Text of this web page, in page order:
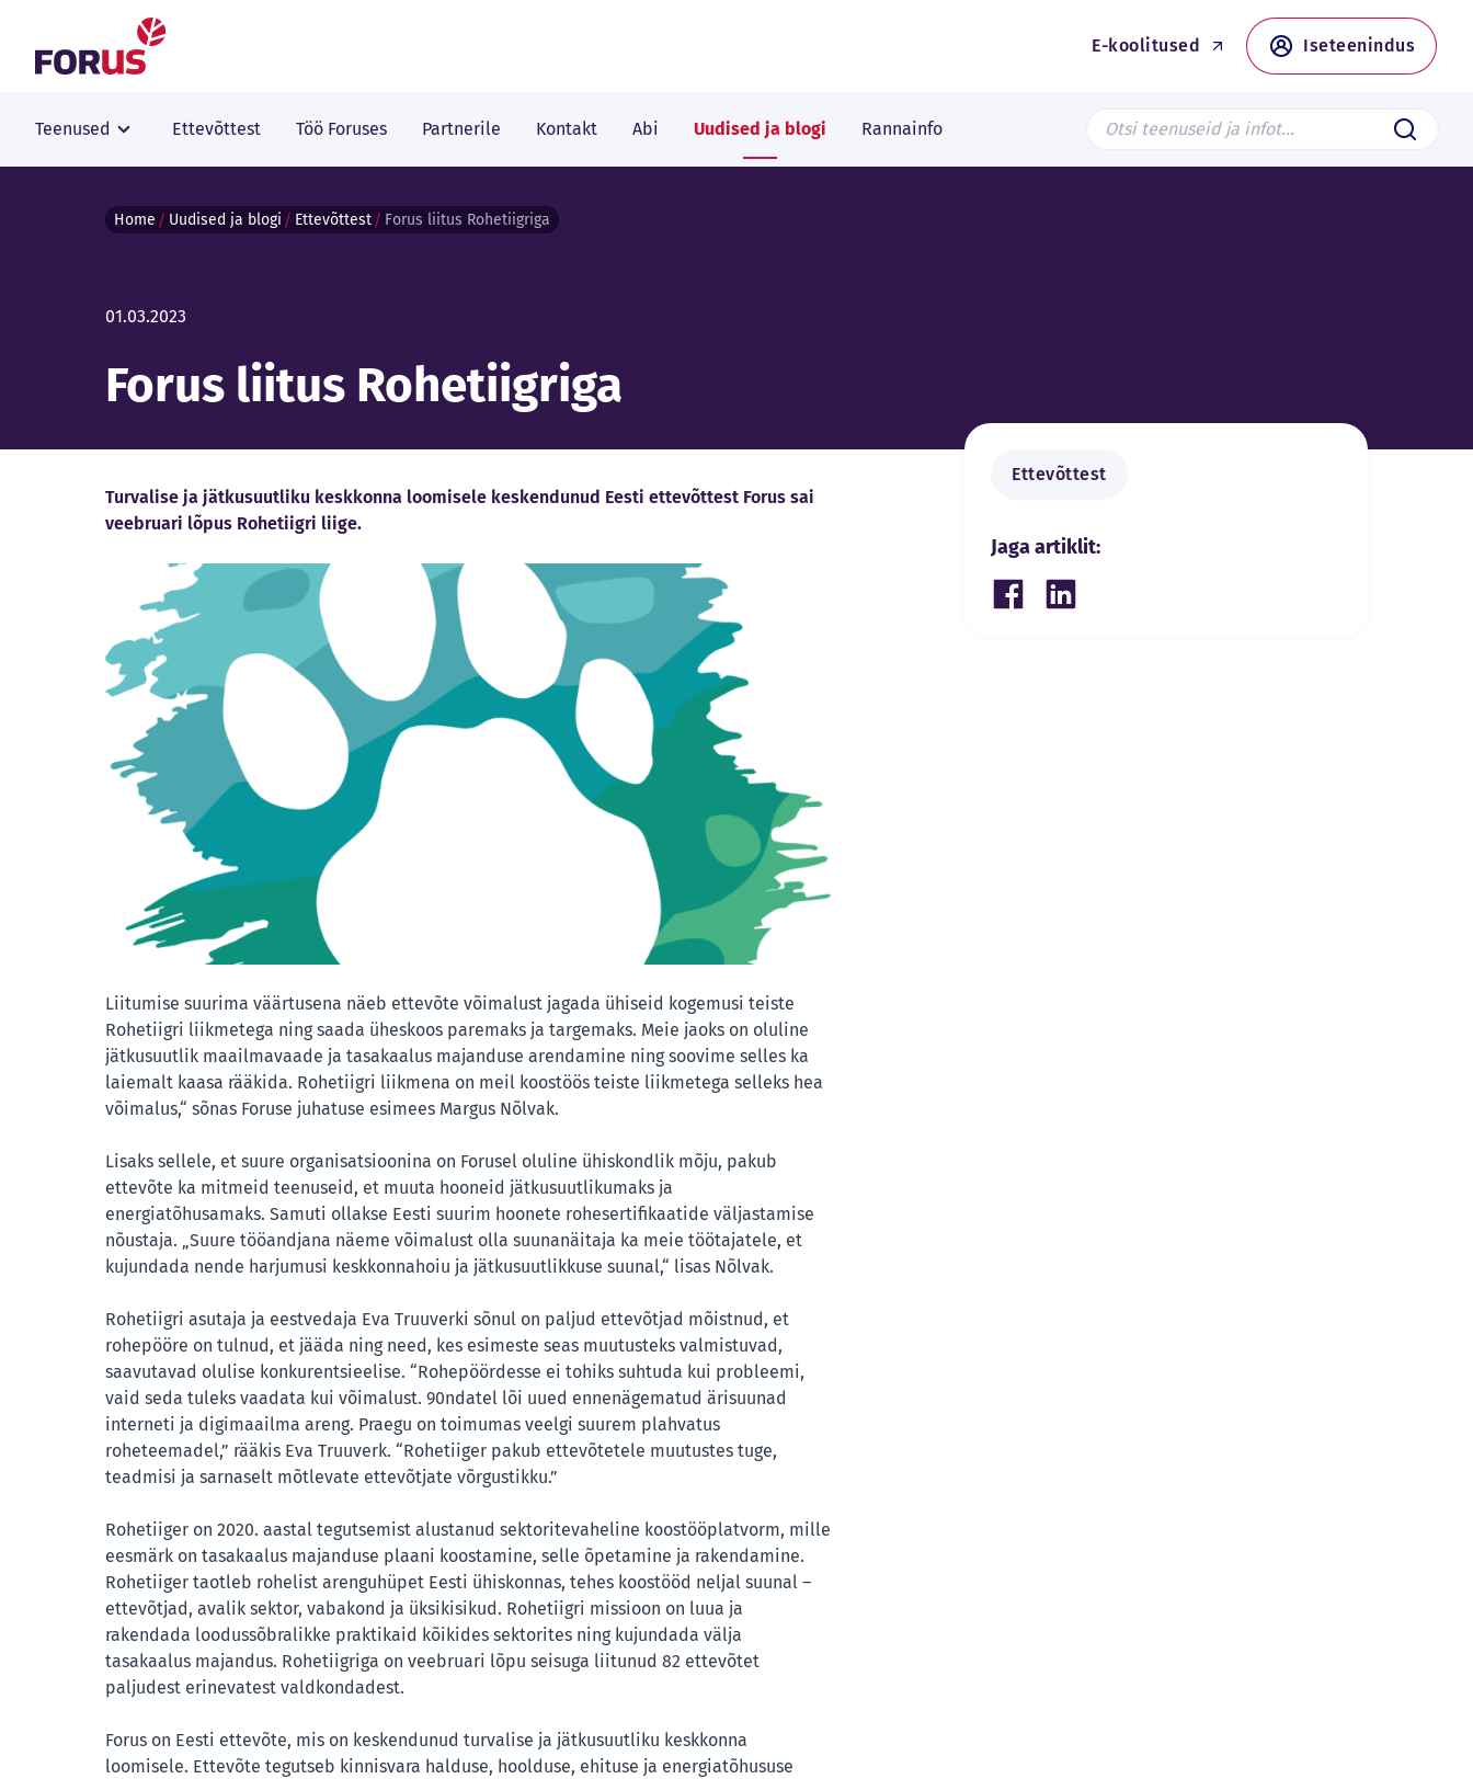
E-koolitused Iseteenindus
Teenused Ettevõttest Töö Foruses Partnerile Kontakt Abi Uudised ja blogi Rannainfo Search from page Saada
Home Uudised ja blogi Ettevõttest Forus liitus Rohetiigriga
01.03.2023
Forus liitus Rohetiigriga
Turvalise ja jätkusuutliku keskkonna loomisele keskendunud Eesti ettevõttest Forus sai
veebruari lõpus Rohetiigri liige.
Liitumise suurima väärtusena näeb ettevõte võimalust jagada ühiseid kogemusi teiste
Rohetiigri liikmetega ning saada üheskoos paremaks ja targemaks. Meie jaoks on oluline
jätkusuutlik maailmavaade ja tasakaalus majanduse arendamine ning soovime selles ka
laiemalt kaasa rääkida. Rohetiigri liikmena on meil koostöös teiste liikmetega selleks hea
võimalus,“ sõnas Foruse juhatuse esimees Margus Nõlvak.
Lisaks sellele, et suure organisatsioonina on Forusel oluline ühiskondlik mõju, pakub
ettevõte ka mitmeid teenuseid, et muuta hooneid jätkusuutlikumaks ja
energiatõhusamaks. Samuti ollakse Eesti suurim hoonete rohesertifikaatide väljastamise
nõustaja. „Suure tööandjana näeme võimalust olla suunanäitaja ka meie töötajatele, et
kujundada nende harjumusi keskkonnahoiu ja jätkusuutlikkuse suunal,“ lisas Nõlvak.
Rohetiigri asutaja ja eestvedaja Eva Truuverki sõnul on paljud ettevõtjad mõistnud, et
rohepööre on tulnud, et jääda ning need, kes esimeste seas muutusteks valmistuvad,
saavutavad olulise konkurentsieelise. “Rohepöördesse ei tohiks suhtuda kui probleemi,
vaid seda tuleks vaadata kui võimalust. 90ndatel lõi uued ennenägematud ärisuunad
interneti ja digimaailma areng. Praegu on toimumas veelgi suurem plahvatus
roheteemadel,” rääkis Eva Truuverk. “Rohetiiger pakub ettevõtetele muutustes tuge,
teadmisi ja sarnaselt mõtlevate ettevõtjate võrgustikku.”
Rohetiiger on 2020. aastal tegutsemist alustanud sektoritevaheline koostööplatvorm, mille
eesmärk on tasakaalus majanduse plaani koostamine, selle õpetamine ja rakendamine.
Rohetiiger taotleb rohelist arenguhüpet Eesti ühiskonnas, tehes koostööd neljal suunal –
ettevõtjad, avalik sektor, vabakond ja üksikisikud. Rohetiigri missioon on luua ja
rakendada loodussõbralikke praktikaid kõikides sektorites ning kujundada välja
tasakaalus majandus. Rohetiigriga on veebruari lõpu seisuga liitunud 82 ettevõtet
paljudest erinevatest valdkondadest.
Forus on Eesti ettevõte, mis on keskendunud turvalise ja jätkusuutliku keskkonna
loomisele. Ettevõte tegutseb kinnisvara halduse, hoolduse, ehituse ja energiatõhususe
Ettevõttest
Jaga artiklit:
Share on Facebook
Share on LinkedIn